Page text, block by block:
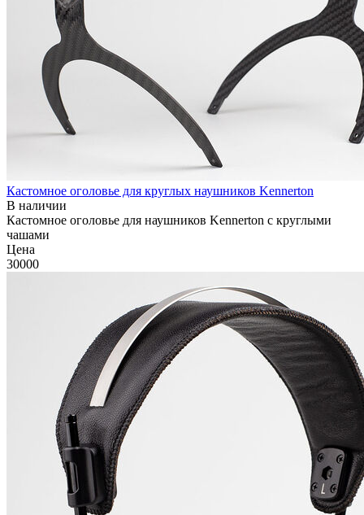
Кастомное оголовье для круглых наушников Kennerton
В наличии
Кастомное оголовье для наушников Kennerton c круглыми
чашами
Цена
30000